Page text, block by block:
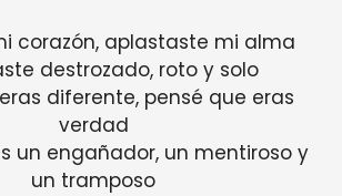
corazón, aplastaste mi alma
destrozado, roto y solo
diferente, pensé que eras
verdad
un engañador, un mentiroso y
un tramposo